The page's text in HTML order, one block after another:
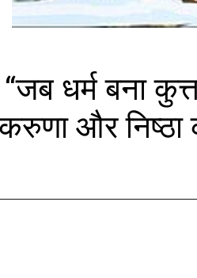
“जब धर्म बना
और निष्ठा